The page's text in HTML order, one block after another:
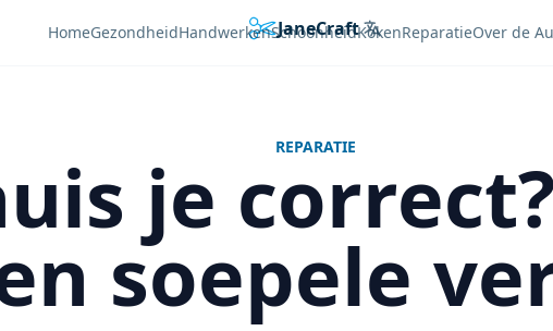
JaneCraft Languages
HomeGezondheidHandwerkenSchoonheidKokenReparatieOver de
REPARATIE
je
soepele